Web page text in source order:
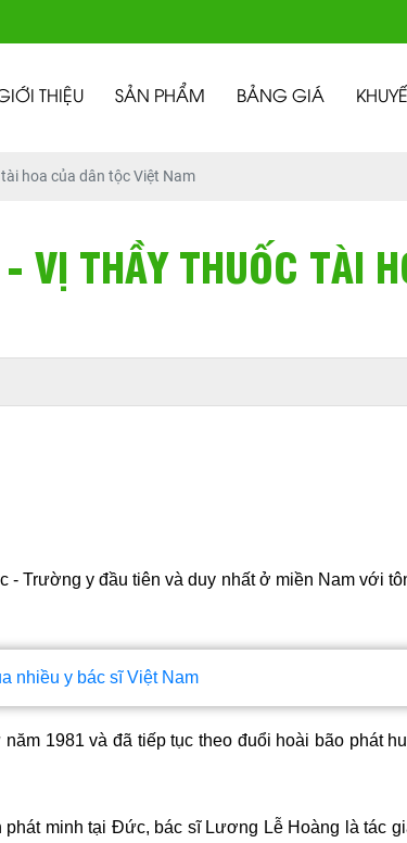
THIỆU SẢN PHẨM BẢNG GIÁ
hoa của dân tộc Việt Nam
VỊ THẦY THUỐC TÀI
- Trường y đầu tiên và duy nhất ở miền Nam với
nhiều y bác sĩ Việt Nam
1981 và đã tiếp tục theo đuổi hoài bão phát
minh tại Đức, bác sĩ Lương Lễ Hoàng là tác